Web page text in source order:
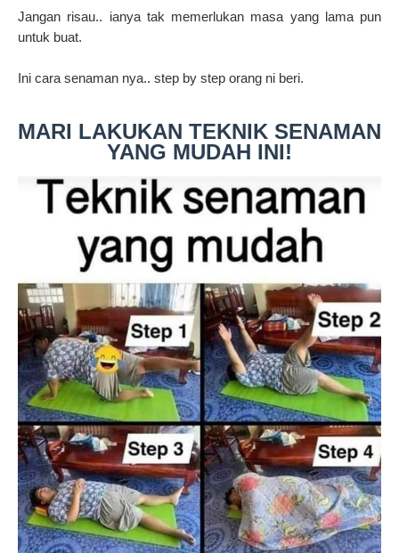
Jangan risau.. ianya tak memerlukan masa yang lama pun
untuk buat.
Ini cara senaman nya.. step by step orang ni beri.
MARI LAKUKAN TEKNIK SENAMAN
YANG MUDAH INI!